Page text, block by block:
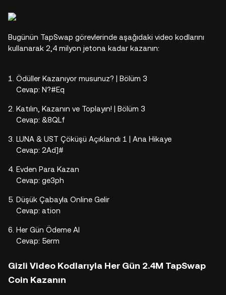
Bugünün TapSwap görevlerinde aşağıdaki video kodlarını
kullanarak 2,4 milyon jetona kadar kazanın:
Ödüller Kazanıyor musunuz? | Bölüm 3
Cevap: N?#Eq
Katılın, Kazanın ve Toplayın! | Bölüm 3
Cevap: &8QLf
LUNA & UST Çöküşü Açıklandı 1 | Ana Hikaye
Cevap: 2Ad]#
Evden Para Kazan
Cevap: ge3ph
Düşük Çabayla Online Gelir
Cevap: ation
Her Gün Ödeme Al
Cevap: 5erm
Gizli Video Kodlarıyla Her Gün 2.4M TapSwap
Coin Kazanın